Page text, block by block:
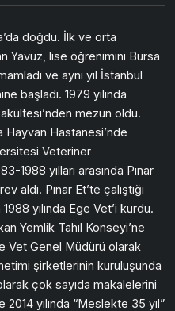
doğdu. İlk ve orta
Yavuz, lise öğrenimini Bursa
ve aynı yıl İstanbul
başladı. 1979 yılında
mezun oldu.
Hayvan Hastanesi’nde
Veteriner
1988 yılları arasında Pınar
aldı. Pınar Et’te çalıştığı
yılında Ege Vet’i kurdu.
Yemlik Tahıl Konseyi’ne
Vet Genel Müdürü olarak
şirketlerinin kuruluşunda
çok sayıda makalelerini
2014 yılında “Meslekte 35 yıl”